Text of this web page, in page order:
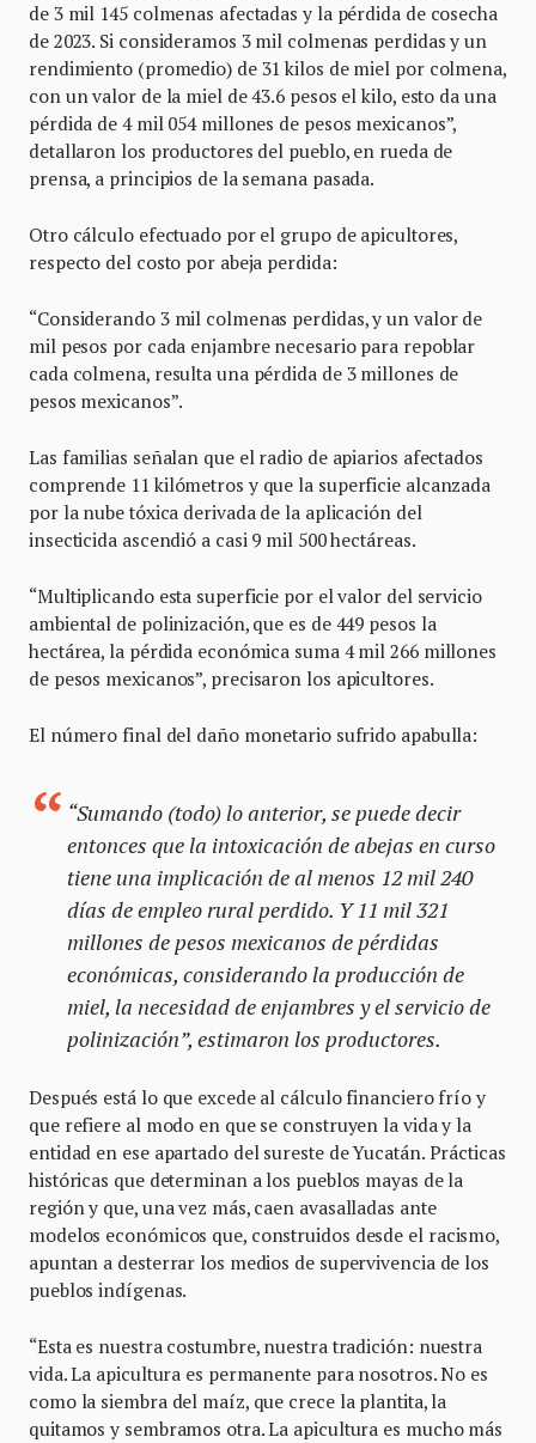
de 3 mil 145 colmenas afectadas y la pérdida de cosecha
de 2023. Si consideramos 3 mil colmenas perdidas y un
rendimiento (promedio) de 31 kilos de miel por colmena,
con un valor de la miel de 43.6 pesos el kilo, esto da una
pérdida de 4 mil 054 millones de pesos mexicanos”,
detallaron los productores del pueblo, en rueda de
prensa, a principios de la semana pasada.
Otro cálculo efectuado por el grupo de apicultores,
respecto del costo por abeja perdida:
“Considerando 3 mil colmenas perdidas, y un valor de
mil pesos por cada enjambre necesario para repoblar
cada colmena, resulta una pérdida de 3 millones de
pesos mexicanos”.
Las familias señalan que el radio de apiarios afectados
comprende 11 kilómetros y que la superficie alcanzada
por la nube tóxica derivada de la aplicación del
insecticida ascendió a casi 9 mil 500 hectáreas.
“Multiplicando esta superficie por el valor del servicio
ambiental de polinización, que es de 449 pesos la
hectárea, la pérdida económica suma 4 mil 266 millones
de pesos mexicanos”, precisaron los apicultores.
El número final del daño monetario sufrido apabulla:
“Sumando (todo) lo anterior, se puede decir
entonces que la intoxicación de abejas en curso
tiene una implicación de al menos 12 mil 240
días de empleo rural perdido. Y 11 mil 321
millones de pesos mexicanos de pérdidas
económicas, considerando la producción de
miel, la necesidad de enjambres y el servicio de
polinización”, estimaron los productores.
Después está lo que excede al cálculo financiero frío y
que refiere al modo en que se construyen la vida y la
entidad en ese apartado del sureste de Yucatán. Prácticas
históricas que determinan a los pueblos mayas de la
región y que, una vez más, caen avasalladas ante
modelos económicos que, construidos desde el racismo,
apuntan a desterrar los medios de supervivencia de los
pueblos indígenas.
“Esta es nuestra costumbre, nuestra tradición: nuestra
vida. La apicultura es permanente para nosotros. No es
como la siembra del maíz, que crece la plantita, la
quitamos y sembramos otra. La apicultura es mucho más